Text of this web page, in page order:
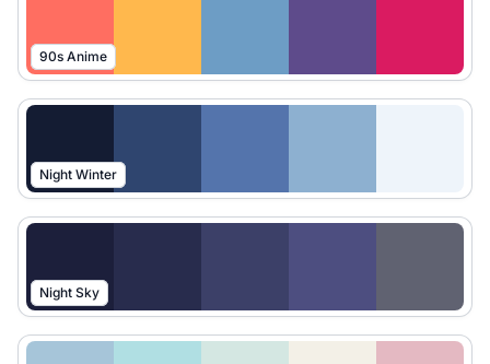
90s Anime
Night Winter
Night Sky